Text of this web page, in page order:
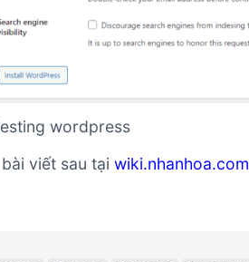
wordpress
viết sau tại wiki.nhanhoa.com